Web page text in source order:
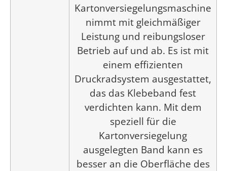
Kartonversiegelungsmaschine
nimmt mit gleichmäßiger
Leistung und reibungsloser
Betrieb auf und ab. Es ist mit
einem effizienten
Druckradsystem ausgestattet,
das das Klebeband fest
verdichten kann. Mit dem
speziell für die
Kartonversiegelung
ausgelegten Band kann es
besser an die Oberfläche des